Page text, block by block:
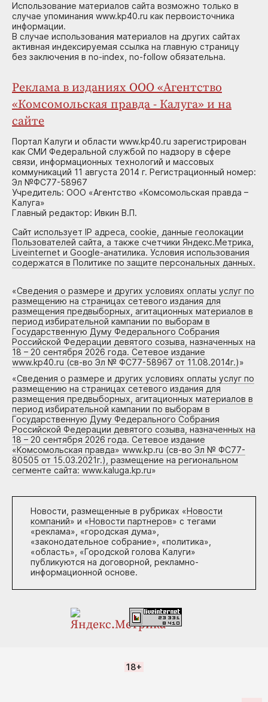
Использование материалов сайта возможно только в
случае упоминания www.kp40.ru как первоисточника
информации.
В случае использования материалов на других сайтах
активная индексируемая ссылка на главную страницу
без заключения в no-index, no-follow обязательна.
Реклама в изданиях ООО «Агентство
«Комсомольская правда - Калуга» и на
сайте
Портал Калуги и области www.kp40.ru зарегистрирован
как СМИ Федеральной службой по надзору в сфере
связи, информационных технологий и массовых
коммуникаций 11 августа 2014 г. Регистрационный номер:
Эл №ФС77-58967
Учредитель: ООО «Агентство «Комсомольская правда –
Калуга»
Главный редактор: Ивкин В.П.
Сайт использует IP адреса, cookie, данные геолокации
Пользователей сайта, а также счетчики Яндекс.Метрика,
Liveinternet и Google-анатилика. Условия использования
содержатся в Политике по защите персональных данных.
«Сведения о размере и других условиях оплаты услуг по
размещению на страницах сетевого издания для
размещения предвыборных, агитационных материалов в
период избирательной кампании по выборам в
Государственную Думу Федерального Собрания
Российской Федерации девятого созыва, назначенных на
18 – 20 сентября 2026 года. Сетевое издание
www.kp40.ru (св-во Эл № ФС77-58967 от 11.08.2014г.)»
«Сведения о размере и других условиях оплаты услуг по
размещению на страницах сетевого издания для
размещения предвыборных, агитационных материалов в
период избирательной кампании по выборам в
Государственную Думу Федерального Собрания
Российской Федерации девятого созыва, назначенных на
18 – 20 сентября 2026 года. Сетевое издание
«Комсомольская правда» www.kp.ru (св-во Эл № ФС77-
80505 от 15.03.2021г.), размещение на региональном
сегменте сайта: www.kaluga.kp.ru»
Новости, размещенные в рубриках «Новости
компаний» и «Новости партнеров» с тегами
«реклама», «городская дума»,
«законодательное собрание», «политика»,
«область», «Городской голова Калуги»
публикуются на договорной, рекламно-
информационной основе.
18+